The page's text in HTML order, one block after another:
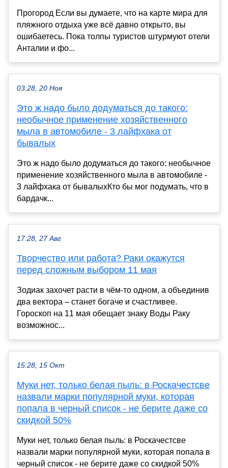
Прогород Если вы думаете, что на карте мира для
пляжного отдыха уже всё давно открыто, вы
ошибаетесь. Пока толпы туристов штурмуют отели
Анталии и фо...
03:28, 20 Ноя
Это ж надо было додуматься до такого:
необычное применение хозяйственного
мыла в автомобиле - 3 лайфхака от
бывалых
Это ж надо было додуматься до такого: необычное
применение хозяйственного мыла в автомобиле -
3 лайфхака от бывалыхКто бы мог подумать, что в
бардачк...
17:28, 27 Авг
Творчество или работа? Раки окажутся
перед сложным выбором 11 мая
Зодиак захочет расти в чём-то одном, а объединив
два вектора – станет богаче и счастливее.
Гороскоп на 11 мая обещает знаку Воды Раку
возможнос...
15:28, 15 Окт
Муки нет, только белая пыль: в Роскачестсве
назвали марки популярной муки, которая
попала в черный список - не берите даже со
скидкой 50%
Муки нет, только белая пыль: в Роскачестсве
назвали марки популярной муки, которая попала в
черный список - не берите даже со скидкой 50%